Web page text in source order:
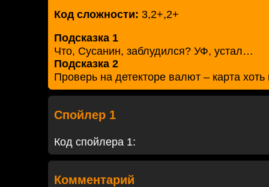
Код сложности: 3,2+,2+
Подсказка 1
Что, Сусанин, заблудился? УФ, устал…
Подсказка 2
Проверь на детекторе валют – карта
Спойлер 1
Код спойлера 1:
Комментарий